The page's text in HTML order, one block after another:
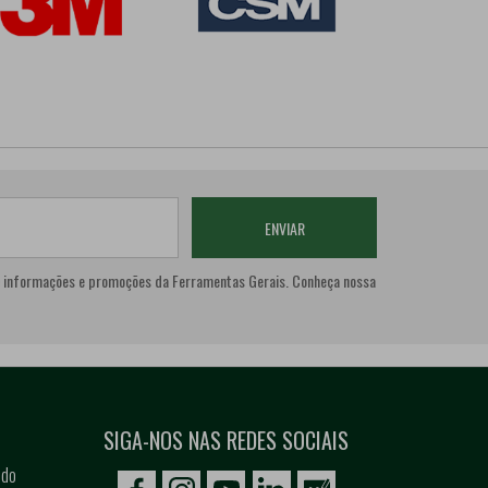
ENVIAR
e promoções da Ferramentas Gerais. Conheça nossa
SIGA-NOS NAS REDES SOCIAIS